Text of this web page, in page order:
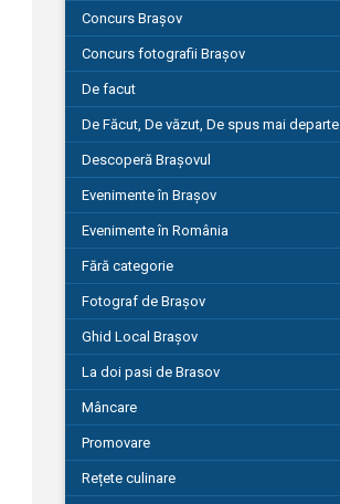
Concurs Brașov
Concurs fotografii Brașov
De facut
De Făcut, De văzut, De spus mai departe
Descoperă Brașovul
Evenimente în Brașov
Evenimente în România
Fără categorie
Fotograf de Brașov
Ghid Local Brașov
La doi pasi de Brasov
Mâncare
Promovare
Rețete culinare